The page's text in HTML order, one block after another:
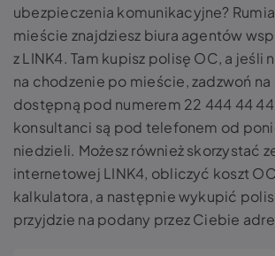
ubezpieczenia komunikacyjne?
mieście znajdziesz biura agentów
z LINK4. Tam kupisz polisę OC, a jeśli
na chodzenie po mieście, zadzwoń
dostępną pod numerem 22 444 44
konsultanci są pod telefonem od
niedzieli. Możesz również skorzystać
internetowej LINK4, obliczyć koszt
kalkulatora, a następnie wykupić
przyjdzie na podany przez Ciebie